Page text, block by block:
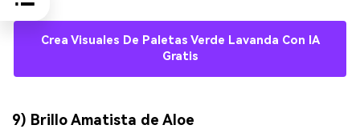
Crea Visuales De Paletas Verde Lavanda Con IA
Gratis
9) Brillo Amatista de Aloe